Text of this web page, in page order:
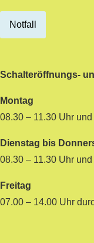
Notfall
Schalteröffnungs-
Montag
08.30 – 11.30 Uhr
Dienstag bis
08.30 – 11.30 Uhr
Freitag
07.00 – 14.00 Uhr